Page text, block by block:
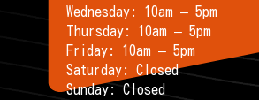
Wednesday: 10am – 5pm
Thursday: 10am – 5pm
Friday: 10am – 5pm
Saturday: Closed
Sunday: Closed